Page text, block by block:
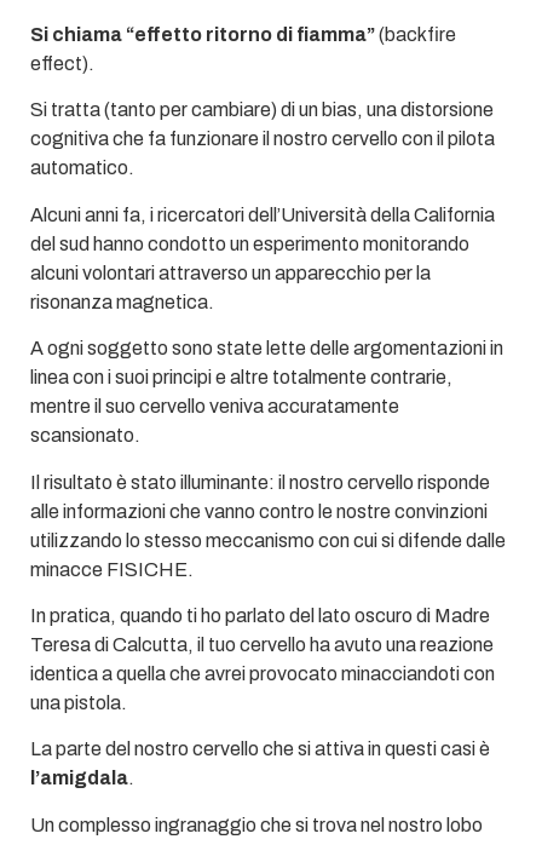
Si chiama “effetto ritorno di fiamma”(backfire
effect).
Si tratta (tanto per cambiare) di un bias, una distorsione
cognitiva che fa funzionare il nostro cervello con il pilota
automatico.
Alcuni anni fa, i ricercatori dell’Università della California
del sud hanno condotto un esperimento monitorando
alcuni volontari attraverso un apparecchio per la
risonanza magnetica.
A ogni soggetto sono state lette delle argomentazioni in
linea con i suoi principi e altre totalmente contrarie,
mentre il suo cervello veniva accuratamente
scansionato.
Il risultato è stato illuminante: il nostro cervello risponde
alle informazioni che vanno contro le nostre convinzioni
utilizzando lo stesso meccanismo con cui si difende dalle
minacce FISICHE.
In pratica, quando ti ho parlato del lato oscuro di Madre
Teresa di Calcutta, il tuo cervello ha avuto una reazione
identica a quella che avrei provocato minacciandoti con
una pistola.
La parte del nostro cervello che si attiva in questi casi è
l’amigdala.
Un complesso ingranaggio che si trova nel nostro lobo